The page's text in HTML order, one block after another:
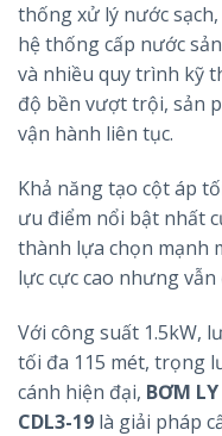
thống xử lý nước
hệ thống cấp nước
và nhiều quy trình kỹ
độ bền vượt trội, sản
vận hành liên tục.
Khả năng tạo cột áp
ưu điểm nổi bật nhất
thành lựa chọn mạnh
lực cực cao nhưng
Với công suất 1.5kW,
tối đa 115 mét, trọng
cánh hiện đại, BƠM
CDL3-19 là giải pháp